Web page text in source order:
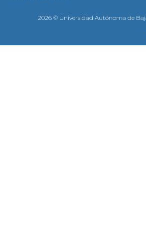
2026 © Universidad Autónoma de